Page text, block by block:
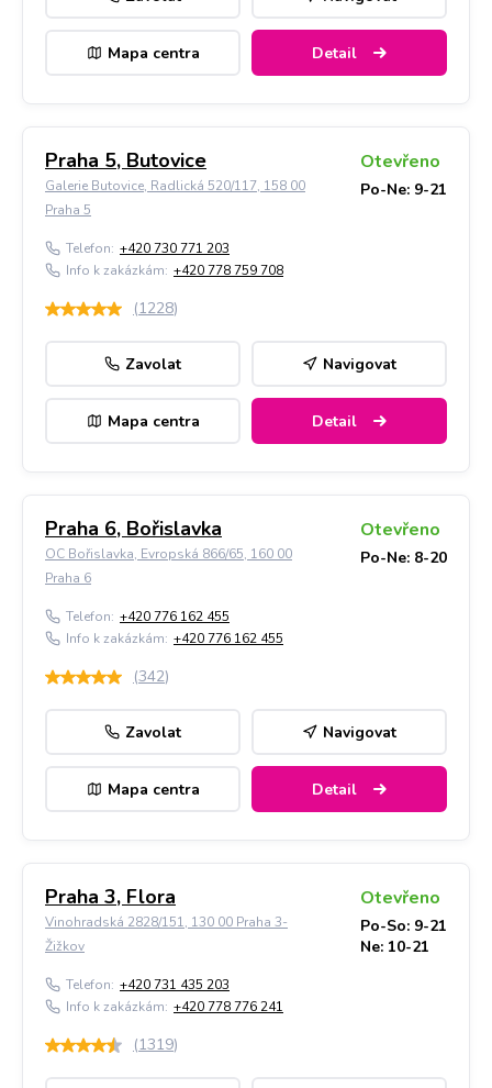
Mapa centra Detail
Praha 5, Butovice
Galerie Butovice, Radlická 520/117, 158 00
Praha 5
Otevřeno
Po-Ne: 9-21
Telefon: +420 730 771 203
Info k zakázkám: +420 778 759 708
(1228)
Zavolat Navigovat
Mapa centra Detail
Praha 6, Bořislavka
OC Bořislavka, Evropská 866/65, 160 00
Praha 6
Otevřeno
Po-Ne: 8-20
Telefon: +420 776 162 455
Info k zakázkám: +420 776 162 455
(342)
Zavolat Navigovat
Mapa centra Detail
Praha 3, Flora
Vinohradská 2828/151, 130 00 Praha 3-
Žižkov
Otevřeno
Po-So: 9-21
Ne: 10-21
Telefon: +420 731 435 203
Info k zakázkám: +420 778 776 241
(1319)